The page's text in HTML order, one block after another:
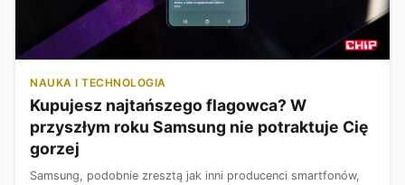
NAUKA I TECHNOLOGIA
Kupujesz najtańszego flagowca? W
przyszłym roku Samsung nie potraktuje Cię
gorzej
Samsung, podobnie zresztą jak inni producenci smartfonów,